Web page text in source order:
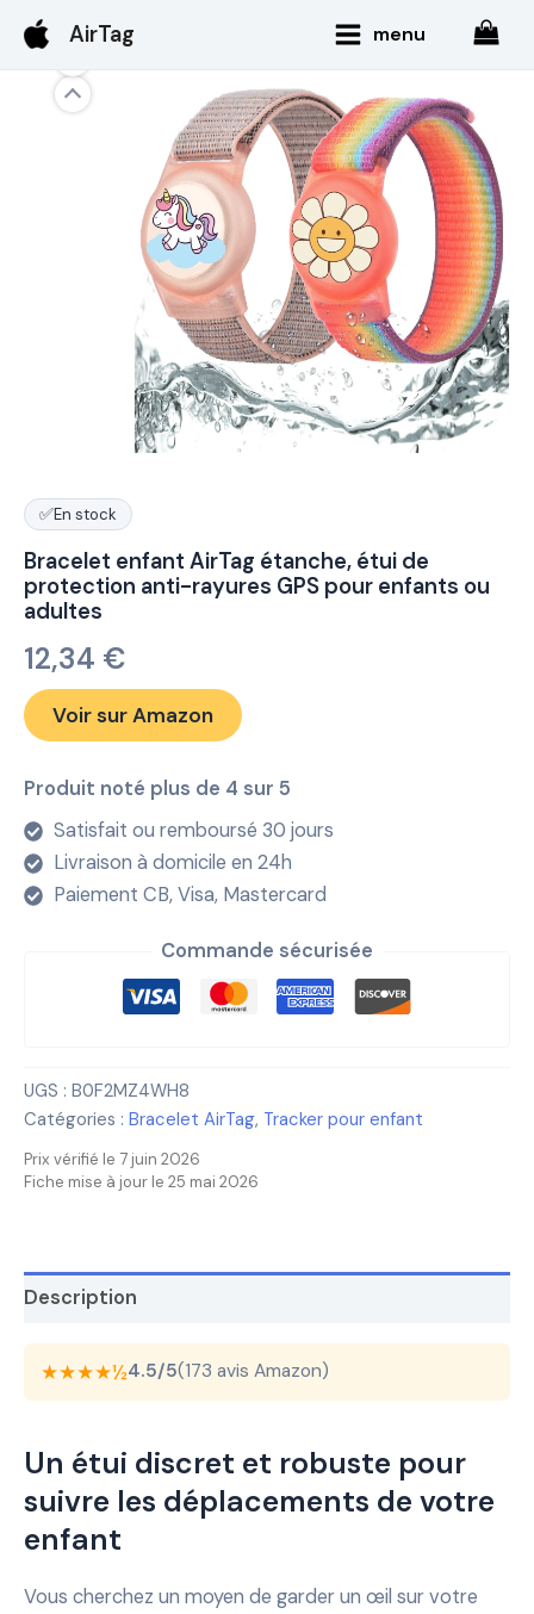
contenu
AirTag
Mainmenu
✅En stock
Bracelet enfant AirTag étanche, étui de
protection anti-rayures GPS pour enfants ou
adultes
12,34 €
Voir sur Amazon
Produit noté plus de 4 sur 5
Satisfait ou remboursé 30 jours
Livraison à domicile en 24h
Paiement CB, Visa, Mastercard
Commande sécurisée
UGS : B0F2MZ4WH8
Catégories : Bracelet AirTag, Tracker pour enfant
Prix vérifié le 7 juin 2026
Fiche mise à jour le 25 mai 2026
Description
★★★★½4.5/5(173 avis Amazon)
Un étui discret et robuste pour
suivre les déplacements de votre
enfant
Vous cherchez un moyen de garder un œil sur votre